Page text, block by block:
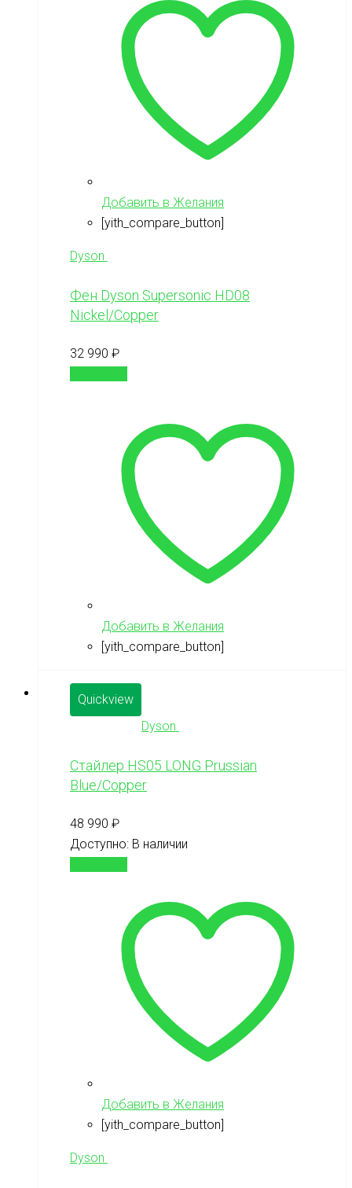
Добавить в Желания
[yith_compare_button]
Dyson
Фен Dyson Supersonic HD08
Nickel/Copper
32 990 ₽
Добавить в Желания
[yith_compare_button]
Quickview
Dyson
Стайлер HS05 LONG Prussian
Blue/Copper
48 990 ₽
Доступно: В наличии
Добавить в Желания
[yith_compare_button]
Dyson